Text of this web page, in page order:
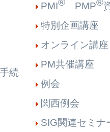
続
PMI® PMP®
特別企画講座
オンライン講座
PM共催講座
例会
関西例会
SIG関連セミナ